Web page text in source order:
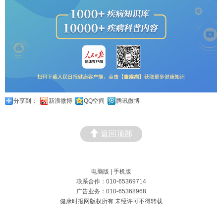
分享到： 新浪微博 QQ空间 腾讯微博
返回顶部
电脑版
手机版
联系合作：010-65369714
广告业务：010-65368968
健康时报网版权所有 未经许可不得转载